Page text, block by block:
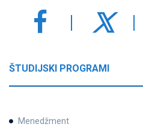
ŠTUDIJSKI PROGRAMI
Menedžment